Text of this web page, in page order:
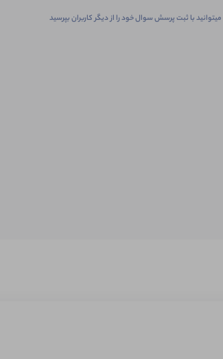
با ثبت پرسش سوال خود را از دیگر کاربران بپرسید